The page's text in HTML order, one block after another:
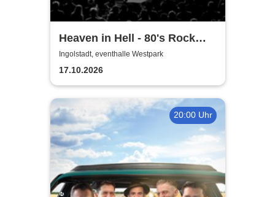
Heaven in Hell - 80's Rock
Live
Ingolstadt, eventhalle Westpark
17.10.2026
20:00 Uhr